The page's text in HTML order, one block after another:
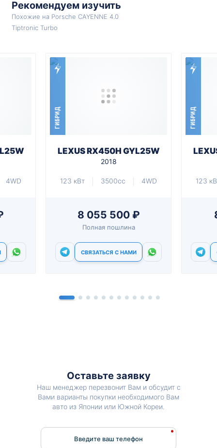
Рекомендуем изучить
Похожие на Porsche CAYENNE 4.0
Tiptronic Turbo
4WD
ГИБРИД
LEXUS RX450H GYL25W
2018
123 кВт 3500cc 4WD
8 055 500 ₽
Полная пошлина
СВЯЗАТЬСЯ С НАМИ
ГИБРИД
123
Оставьте заявку
Наш менеджер перезвонит Вам и обсудит с
Вами варианты покупки необходимого Вам
авто из Японии или Южной Кореи.
Введите ваш телефон